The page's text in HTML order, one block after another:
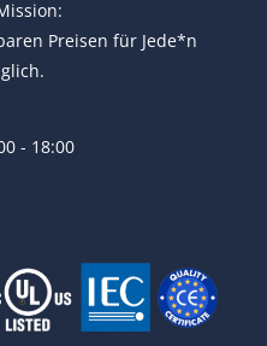
Preisen für Jede*n
- 18:00